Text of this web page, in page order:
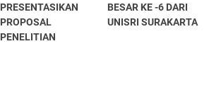
PRESENTASIKAN
PROPOSAL
PENELITIAN
BESAR KE -6 DARI
UNISRI SURAKARTA